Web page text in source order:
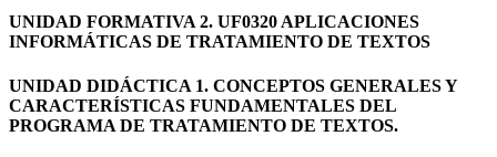
UNIDAD FORMATIVA 2. UF0320 APLICACIONES
INFORMÁTICAS DE TRATAMIENTO DE TEXTOS
UNIDAD DIDÁCTICA 1. CONCEPTOS GENERALES Y
CARACTERÍSTICAS FUNDAMENTALES DEL
PROGRAMA DE TRATAMIENTO DE TEXTOS.